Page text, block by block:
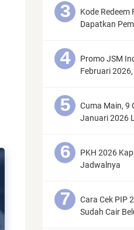
Kode Redeem
Dapatkan
Promo JSM
Februari
Cuma Main, 9
Januari 2026
PKH 2026
Jadwalnya
Cara Cek PIP
Sudah Cair